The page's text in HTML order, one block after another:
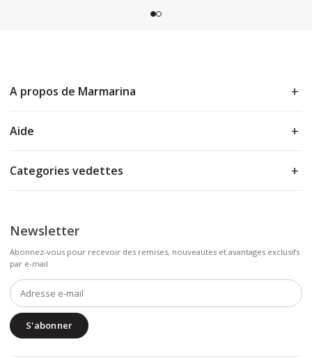
A propos de Marmarina
Aide
Categories vedettes
Newsletter
Abonnez-vous pour recevoir des remises, nouveautes et avantages exclusifs
par e-mail
S'abonner